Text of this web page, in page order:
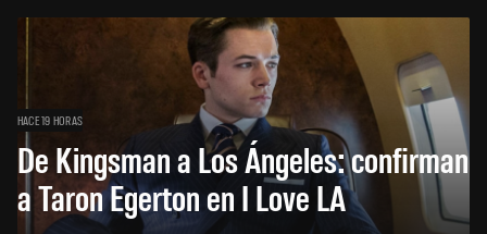
HACE 19 HORAS
De Kingsman a Los Ángeles: confirman
a Taron Egerton en I Love LA